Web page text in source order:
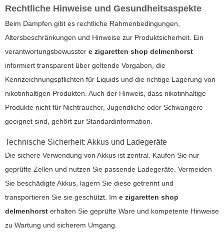
Rechtliche Hinweise und Gesundheitsaspekte
Beim Dampfen gibt es rechtliche Rahmenbedingungen,
Altersbeschränkungen und Hinweise zur Produktsicherheit. Ein
verantwortungsbewusster e zigaretten shop delmenhorst
informiert transparent über geltende Vorgaben, die
Kennzeichnungspflichten für Liquids und die richtige Lagerung von
nikotinhaltigen Produkten. Auch der Hinweis, dass nikotinhaltige
Produkte nicht für Nichtraucher, Jugendliche oder Schwangere
geeignet sind, gehört zur Standardinformation.
Technische Sicherheit: Akkus und Ladegeräte
Die sichere Verwendung von Akkus ist zentral. Kaufen Sie nur
geprüfte Zellen und nutzen Sie passende Ladegeräte. Vermeiden
Sie beschädigte Akkus, lagern Sie diese getrennt und
transportieren Sie sie geschützt. Im e zigaretten shop
delmenhorst erhalten Sie geprüfte Ware und kompetente Hinweise
zu Wartung und sicherem Umgang.